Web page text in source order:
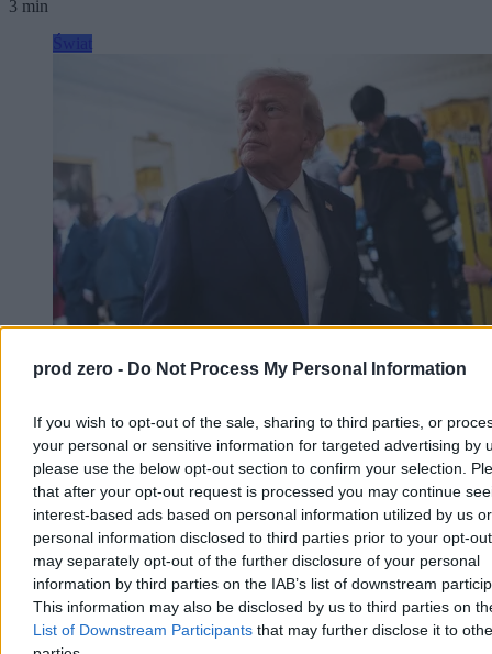
prod zero - Do Not Process My Personal Information
If you wish to opt-out of the sale, sharing to third parties, or
your personal or sensitive information for targeted advertising by
please use the below opt-out section to confirm your selection.
that after your opt-out request is processed you may continue
interest-based ads based on personal information utilized by us or
personal information disclosed to third parties prior to your opt-
may separately opt-out of the further disclosure of your personal
information by third parties on the IAB’s list of downstream
This information may also be disclosed by us to third parties on
List of Downstream Participants that may further disclose it to
3 min
rozmowy o pokoju w Ukrainie
Prezydent USA Donald Trump powiedział w czwartek, że
Amerykanie są zaangażowani w rozmowy o zakończeniu wojny w
Ukrainie i poinformował, że doszło w nich do postępu. Nie ujawnił
szczegółów. Wyraził też przekonanie, że wojna z Iranem niedługo
się zakończy.
Krzysztof Jabłonowski
Dzisiaj 06:56